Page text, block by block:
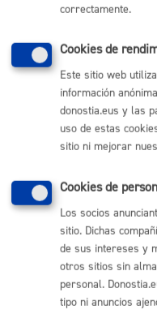
Solicitud informe de
regularización
*
Volver al índice
correctamente.
Cookies de
Este sitio web
información
donostia.eus y las
uso de estas
sitio ni mejorar
Cookies de
Los socios
sitio. Dichas
de sus intereses y
otros sitios sin
personal.
tipo ni anuncios